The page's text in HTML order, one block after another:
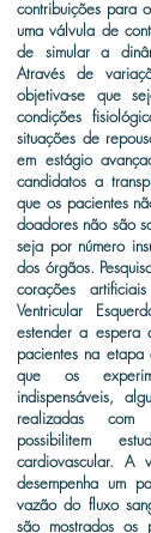
contribuições para
uma válvula de
de simular a
Através de
objetiva-se que
condições
situações de
em estágio
candidatos a
que os pacientes
doadores não são
seja por número
dos órgãos.
corações
Ventricular
estender a espera
pacientes na
que os
indispensáveis,
realizadas com
possibilitem
cardiovascular. A
desempenha um
vazão do fluxo
são mostrados os